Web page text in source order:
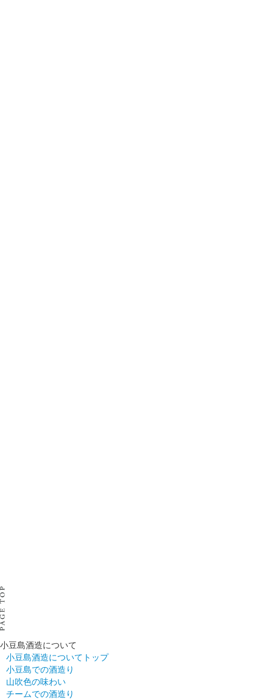
小豆島酒造について
小豆島酒造についてトップ
小豆島での酒造り
山吹色の味わい
チームでの酒造り